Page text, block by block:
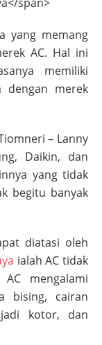
yang memang
AC. Hal ini
memiliki
dengan merek
– Lanny
Daikin, dan
yang tidak
begitu banyak
diatasi oleh
ialah AC tidak
mengalami
bising, cairan
kotor, dan